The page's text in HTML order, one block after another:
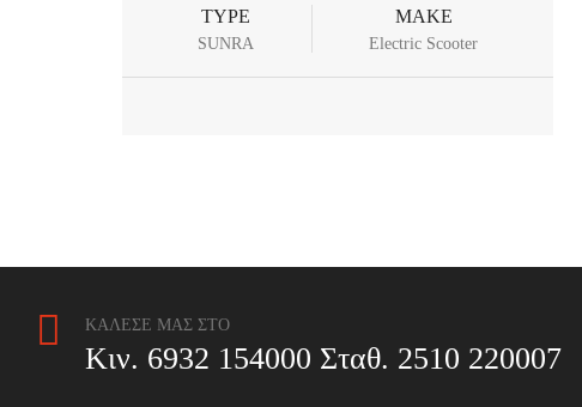
TYPE
SUNRA
MAKE
Electric Scooter
ΚΑΛΕΣΕ ΜΑΣ ΣΤΟ
Κιν. 6932 154000 Σταθ. 2510 220007